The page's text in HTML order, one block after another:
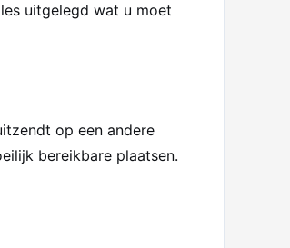
uitgelegd wat u moet
op een andere
bereikbare plaatsen.